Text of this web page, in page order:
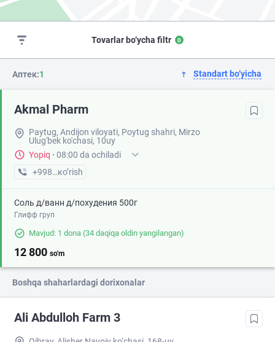
Tovarlar bo‘ycha filtr 0
Аптек:1 Standart bo‘yicha
Akmal Pharm
Paytug, Andijon viloyati, Poytug shahri, Mirzo
Ulug'bek ko'chasi, 10uy
Yopiq · 08:00 da ochiladi
+998 (90) XXX-XX-XX
кo’rish
Соль д/ванн д/похудения 500г
Глифф груп
Mavjud: 1 dona (34 daqiqa oldin yangilangan)
12 800 so'm
Boshqa shaharlardagi dorixonalar
Ali Abdulloh Farm 3